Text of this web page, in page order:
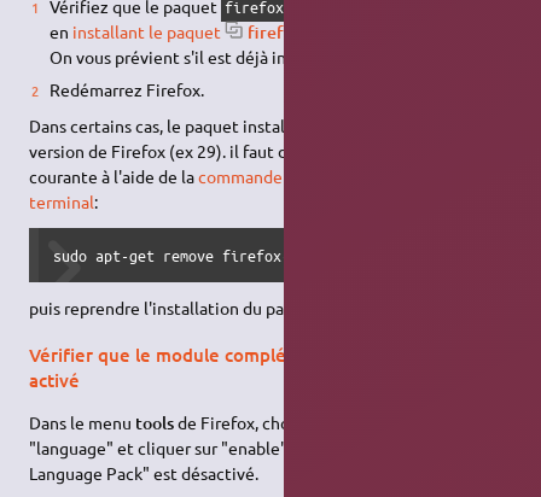
Vérifiez que le paquet firefox-locale-fr
en installant le paquet firefox-locale-fr
On vous prévient s'il est déjà installé, si non il s'installe.
Redémarrez Firefox.
Dans certains cas, le paquet installé n'est pas reconnu par la
version de Firefox (ex 29). il faut désinstaller la version
courante à l'aide de lacommande
terminal:
sudo apt-get remove firefox-locale-fr
puis reprendre l'installation du paquet expliquée ci-dessus.
Vérifier que le module complémentaire de Firefox est
activé
Dans le menu toolsde Firefox, choisir "add-ons" puis
"language" et cliquer sur "enable" si le module "Français
Language Pack" est désactivé.